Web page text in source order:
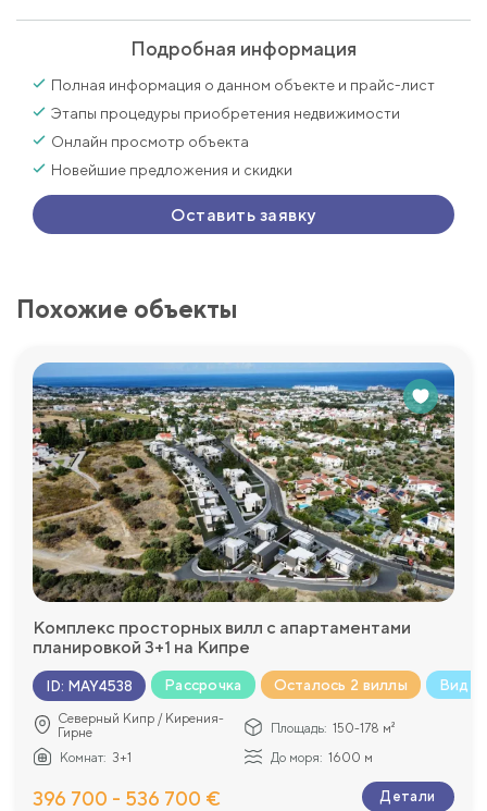
Подробная информация
Полная информация о данном объекте и прайс-лист
Этапы процедуры приобретения недвижимости
Онлайн просмотр объекта
Новейшие предложения и скидки
Оставить заявку
Похожие объекты
Комплекс просторных вилл с апартаментами
планировкой 3+1 на Кипре
ID: MAY4538 Рассрочка Осталось 2 виллы Вид
Северный Кипр / Кирения-
Гирне
Площадь: 150-178 м²
Комнат: 3+1 До моря: 1600 м
396 700 - 536 700 € Детали